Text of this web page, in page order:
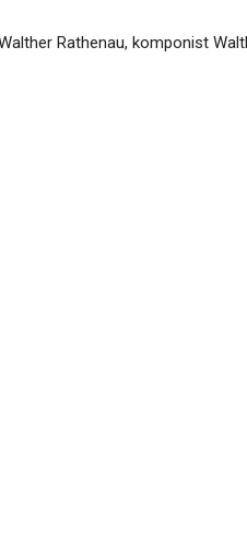
Rathenau, komponist